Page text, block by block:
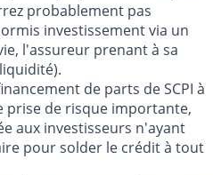
probablement pas
investissement via un
l'assureur prenant à sa
de parts de SCPI à
prise de risque importante,
aux investisseurs n'ayant
pour solder le crédit à tout